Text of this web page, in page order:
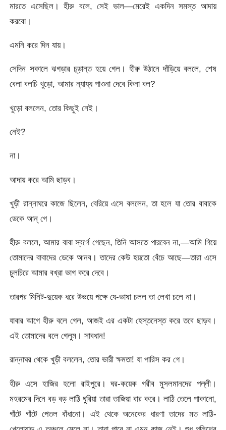
মারতে এসেছিল। হীরু বলে, সেই ভাল—মেরেই একদিন সমস্ত আদায়
করবো।
এমনি করে দিন যায়।
সেদিন সকালে ঝগড়ার চূড়ান্ত হয়ে গেল। হীরু উঠানে দাঁড়িয়ে বললে, শেষ
বেলা বলচি খুড়ো, আমার ন্যায্য পাওনা দেবে কিনা বল?
খুড়ো বললেন, তোর কিছুই নেই।
নেই?
না।
আদায় করে আমি ছাড়ব।
খুড়ী রান্নাঘরে কাজে ছিলেন, বেরিয়ে এসে বললেন, তা হলে যা তোর বাবাকে
ডেকে আন্‌ গে।
হীরু বললে, আমার বাবা স্বর্গে গেছেন, তিনি আসতে পারবেন না,—আমি গিয়ে
তোমাদের বাবাদের ডেকে আনব। তাদের কেউ হয়তো বেঁচে আছে—তারা এসে
চুলচিরে আমার বখ্‌রা ভাগ করে দেবে।
তারপর মিনিট-দুয়েক ধরে উভয়ে পক্ষে যে-ভাষা চলল তা লেখা চলে না।
যাবার আগে হীরু বলে গেল, আজই এর একটা হেস্তনেস্ত করে তবে ছাড়ব।
এই তোমাদের বলে গেলুম। সাবধান!
রান্নাঘর থেকে খুড়ী বললেন, তোর ভারী ক্ষমতা! যা পারিস কর গে।
হীরু এসে হাজির হলো রাইপুরে। ঘর-কয়েক গরীব মুসলমানদের পল্লী।
মহরমের দিনে বড় বড় লাঠি ঘুরিয়া তারা তাজিয়া বার করে। লাঠি তেলে পাকানো,
গাঁটে গাঁটে পেতল বাঁধানো। এই থেকে অনেকের ধারণা তাদের মত লাঠি-